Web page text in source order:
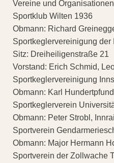
Vereine und Organisationen
Sportklub Wilten 1936
Obmann: Richard
Sportkeglervereinigung der
Sitz: Dreiheiligenstraße 21
Vorstand: Erich Schmid,
Sportkeglervereinigung
Obmann: Karl
Sportkeglerverein
Obmann: Peter Strobl,
Sportverein
Obmann: Major Hermann
Sportverein der Zollwache